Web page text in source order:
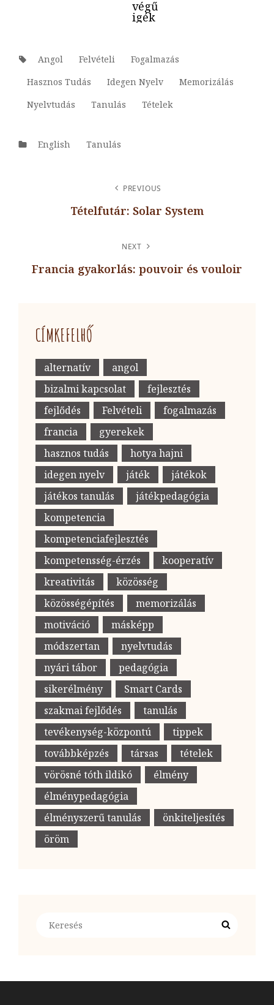
végű
igék
Tags:
Angol Felvételi
Fogalmazás
Hasznos Tudás
Idegen Nyelv
Memorizálás
Nyelvtudás
Tanulás Tételek
Categories
English Tanulás
PREVIOUS
Tételfutár: Solar System
NEXT
Francia gyakorlás: pouvoir és vouloir
CÍMKEFELHŐ
alternatív
angol
bizalmi kapcsolat
fejlesztés
fejlődés
Felvételi
fogalmazás
francia
gyerekek
hasznos tudás
hotya hajni
idegen nyelv
játék
játékok
játékos tanulás
játékpedagógia
kompetencia
kompetenciafejlesztés
kompetensség-érzés
kooperatív
kreativitás
közösség
közösségépítés
memorizálás
motiváció
másképp
módszertan
nyelvtudás
nyári tábor
pedagógia
sikerélmény
Smart Cards
szakmai fejlődés
tanulás
tevékenység-központú
tippek
továbbképzés
társas
tételek
vörösné tóth ildikó
élmény
élménypedagógia
élményszerű tanulás
önkiteljesítés
öröm
Search